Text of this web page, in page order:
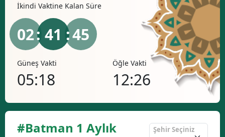
İkindi Vaktine Kalan Süre
02: 41 :44
Öğle Vakti
12:26
İkindi Vakti
16:14
#Batman 1 Aylık
Şehir Seçiniz